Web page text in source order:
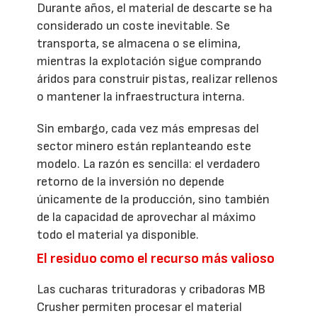
Durante años, el material de descarte se ha
considerado un coste inevitable. Se
transporta, se almacena o se elimina,
mientras la explotación sigue comprando
áridos para construir pistas, realizar rellenos
o mantener la infraestructura interna.
Sin embargo, cada vez más empresas del
sector minero están replanteando este
modelo. La razón es sencilla: el verdadero
retorno de la inversión no depende
únicamente de la producción, sino también
de la capacidad de aprovechar al máximo
todo el material ya disponible.
El residuo como el recurso más valioso
Las cucharas trituradoras y cribadoras MB
Crusher permiten procesar el material